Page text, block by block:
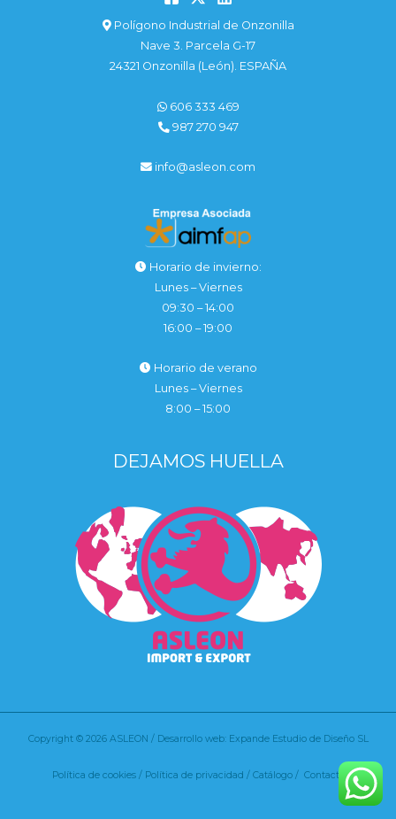
Polígono Industrial de Onzonilla
Nave 3. Parcela G-17
24321 Onzonilla (León). ESPAÑA
606 333 469
987 270 947
info@asleon.com
Horario de invierno:
Lunes – Viernes
09:30 – 14:00
16:00 – 19:00
Horario de verano
Lunes – Viernes
8:00 – 15:00
DEJAMOS HUELLA
Copyright © 2026 ASLEON / Desarrollo web: Expande Estudio de Diseño SL
Política de cookies/ Política de privacidad / Catálogo / Contacto